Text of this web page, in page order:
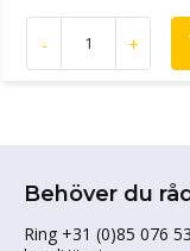
- +
Behöver du
Ring +31 (0)85 076